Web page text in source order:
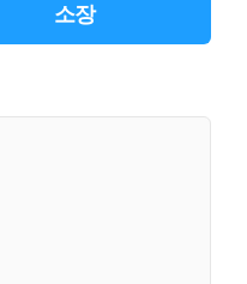
소장